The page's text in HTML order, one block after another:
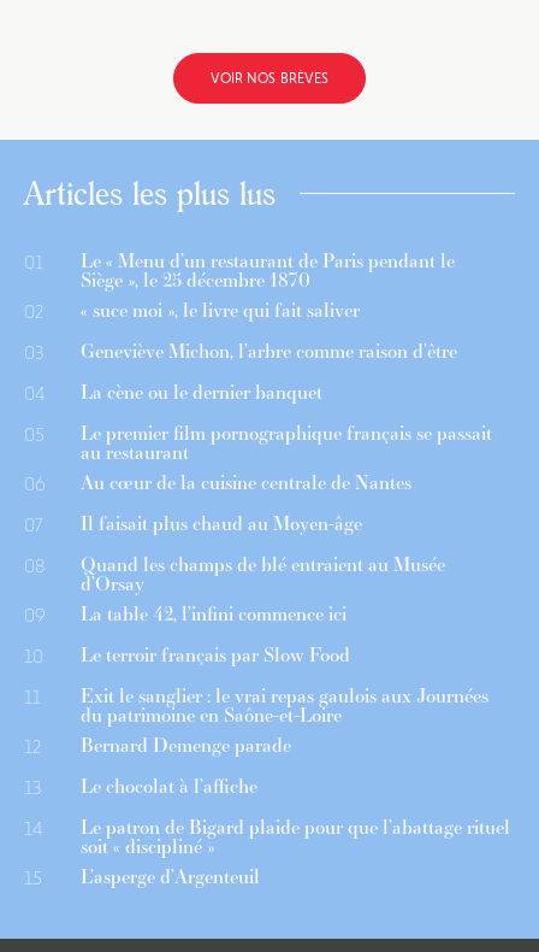
VOIR NOS BRÈVES
Articles les plus lus
01 Le « Menu d’un restaurant de Paris pendant le
Siège », le 25 décembre 1870
02 « suce moi », le livre qui fait saliver
03 Geneviève Michon, l’arbre comme raison d’être
04 La cène ou le dernier banquet
05 Le premier film pornographique français se passait
au restaurant
06 Au cœur de la cuisine centrale de Nantes
07 Il faisait plus chaud au Moyen-âge
08 Quand les champs de blé entraient au Musée
d’Orsay
09 La table 42, l’infini commence ici
10 Le terroir français par Slow Food
11 Exit le sanglier : le vrai repas gaulois aux Journées
du patrimoine en Saône-et-Loire
12 Bernard Demenge parade
13 Le chocolat à l’affiche
14 Le patron de Bigard plaide pour que l’abattage rituel
soit « discipliné »
15 L’asperge d’Argenteuil